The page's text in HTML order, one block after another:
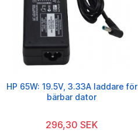
HP 65W: 19.5V, 3.33A laddare för
bärbar dator
296,30 SEK